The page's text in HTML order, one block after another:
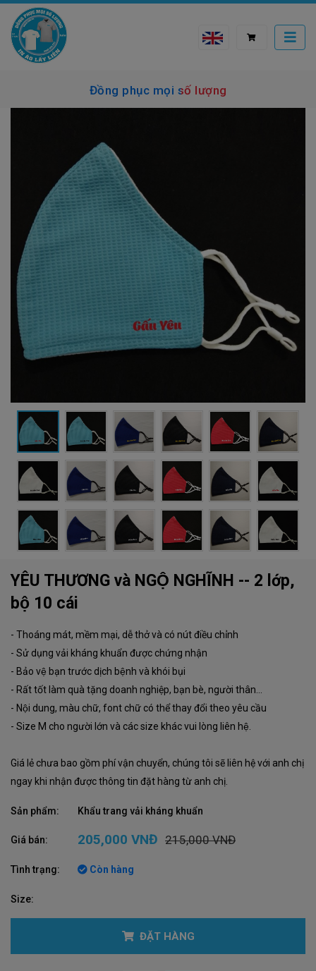
Đồng phục mọi số lượng
YÊU THƯƠNG và NGỘ NGHĨNH -- 2 lớp,
bộ 10 cái
- Thoáng mát, mềm mại, dễ thở và có nút điều chỉnh
- Sử dụng vải kháng khuẩn được chứng nhận
- Bảo vệ bạn trước dịch bệnh và khói bụi
- Rất tốt làm quà tặng doanh nghiệp, bạn bè, người thân...
- Nội dung, màu chữ, font chữ có thể thay đổi theo yêu cầu
- Size M cho người lớn và các size khác vui lòng liên hệ.
Giá lẻ chưa bao gồm phí vận chuyển, chúng tôi sẽ liên hệ với anh chị
ngay khi nhận được thông tin đặt hàng từ anh chị.
Sản phẩm: Khẩu trang vải kháng khuẩn
Giá bán: 205,000 VNĐ 215,000 VNĐ
Tình trạng: Còn hàng
Size:
ĐẶT HÀNG